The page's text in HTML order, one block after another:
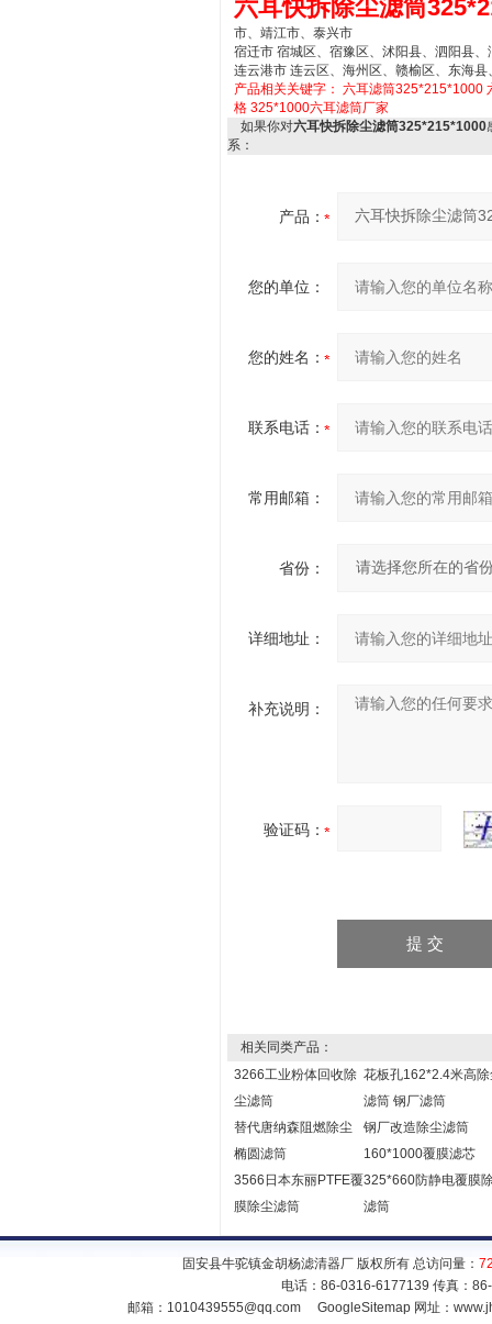
六耳快拆除尘滤筒
市、靖江市、泰兴市
宿迁市 宿城区、宿豫区、沭阳县、泗阳县、
连云港市 连云区、海州区、赣榆区、东海
产品相关关键字： 六耳滤筒325*215*1000
格 325*1000六耳滤筒厂家
如果你对六耳快拆除尘滤筒325*215*1000
系：
产品：
您的单位：
您的姓名：
联系电话：
常用邮箱：
省份：
详细地址：
补充说明：
验证码：
相关同类产品：
3266工业粉体回收除
尘滤筒
花板孔162*2.4米高除
滤筒 钢厂滤筒
替代唐纳森阻燃除尘
椭圆滤筒
钢厂改造除尘滤筒
160*1000覆膜滤芯
3566日本东丽PTFE覆
膜除尘滤筒
325*660防静电覆膜
滤筒
固安县牛驼镇金胡杨滤清器厂 版权所有 总访问量：
电话：86-0316-6177139 传真：
邮箱： 1010439555@qq.com GoogleSitemap网址：